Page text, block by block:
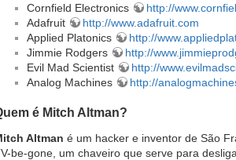
Cornfield Electronics
http://
Adafruit
http://www.adafruit.com
Applied Platonics
http://
Jimmie Rodgers
http://
Evil Mad Scientist
http://
Analog Machines
http://
é Mitch Altman?
Altman é um hacker e inventor de São
be-gone, um chaveiro que serve para